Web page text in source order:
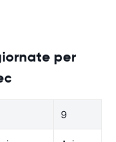
per
9